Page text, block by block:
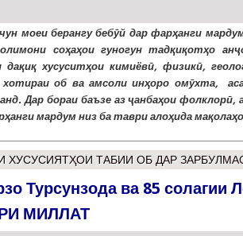
моеи берангу бебӯй дар фарҳанги
соҳаҳои гуногун тадқиқотҳо
дақиқ хусуситҳои кимиёвӣ, физикӣ,
хотираи об ва амсоли инҳоро омӯхта,
Дар бораи баъзе аз ҷанбаҳои
мардум низ ба таври алоҳида
ХУСУСИЯТҲОИ ТАБИИ ОБ ДАР
Турсунзода ва 85 солагии
МИЛЛАТ